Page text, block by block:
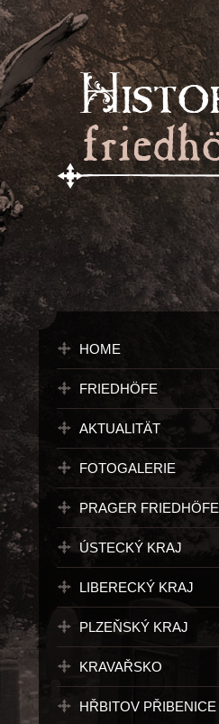
HOME
FRIEDHÖFE
AKTUALITÄT
FOTOGALERIE
PRAGER FRIEDHÖFE
ÚSTECKÝ KRAJ
LIBERECKÝ KRAJ
PLZEŇSKÝ KRAJ
KRAVAŘSKO
HŘBITOV PŘIBENICE